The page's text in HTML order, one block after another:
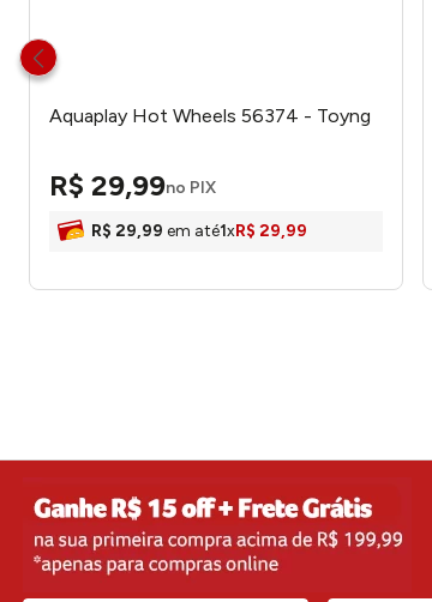
Aquaplay Hot Wheels 56374 - Toyng
R$ 29,99no PIX
R$ 29,99 em até1xR$ 29,99